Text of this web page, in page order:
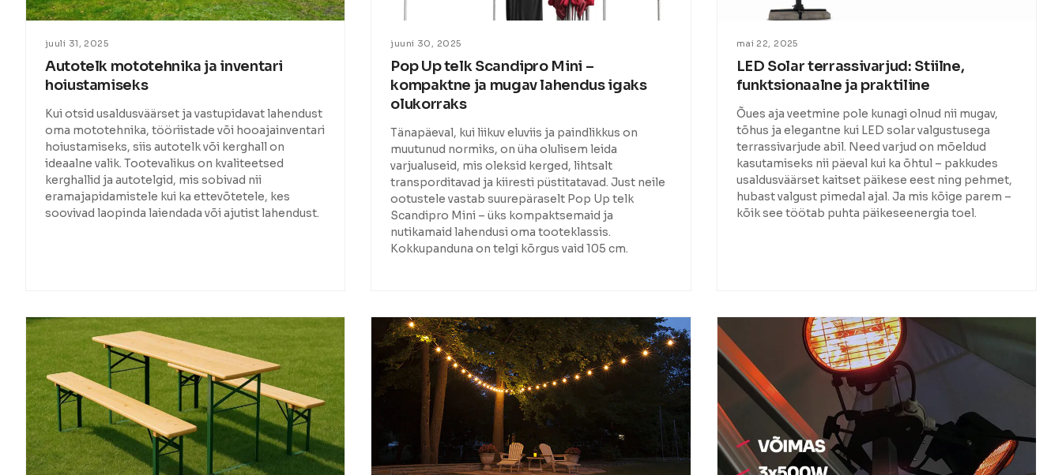
juuli 31, 2025
Autotelk mototehnika ja inventari
hoiustamiseks
Kui otsid usaldusväärset ja vastupidavat lahendust
oma mototehnika, tööriistade või hooajainventari
hoiustamiseks, siis autotelk või kerghall on
ideaalne valik. Tootevalikus on kvaliteetsed
kerghallid ja autotelgid, mis sobivad nii
eramajapidamistele kui ka ettevõtetele, kes
soovivad laopinda laiendada või ajutist lahendust.
juuni 30, 2025
Pop Up telk Scandipro Mini –
kompaktne ja mugav lahendus igaks
olukorraks
Tänapäeval, kui liikuv eluviis ja paindlikkus on
muutunud normiks, on üha olulisem leida
varjualuseid, mis oleksid kerged, lihtsalt
transporditavad ja kiiresti püstitatavad. Just neile
ootustele vastab suurepäraselt Pop Up telk
Scandipro Mini – üks kompaktsemaid ja
nutikamaid lahendusi oma tooteklassis.
Kokkupanduna on telgi kõrgus vaid 105 cm.
mai 22, 2025
LED Solar terrassivarjud: Stiilne,
funktsionaalne ja praktiline
Õues aja veetmine pole kunagi olnud nii mugav,
tõhus ja elegantne kui LED solar valgustusega
terrassivarjude abil. Need varjud on mõeldud
kasutamiseks nii päeval kui ka õhtul – pakkudes
usaldusväärset kaitset päikese eest ning pehmet,
hubast valgust pimedal ajal. Ja mis kõige parem –
kõik see töötab puhta päikeseenergia toel.